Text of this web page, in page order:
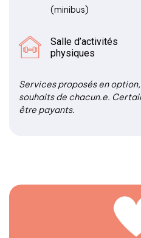
(minibus)
Salle d’activités
physiques
Services proposés en
souhaits de chacun.e.
être payants.